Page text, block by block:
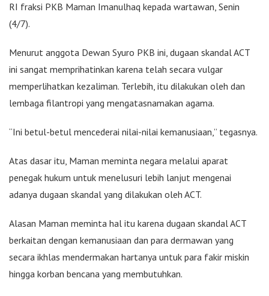
RI fraksi PKB Maman Imanulhaq kepada wartawan, Senin
(4/7).
Menurut anggota Dewan Syuro PKB ini, dugaan skandal ACT
ini sangat memprihatinkan karena telah secara vulgar
memperlihatkan kezaliman. Terlebih, itu dilakukan oleh dan
lembaga filantropi yang mengatasnamakan agama.
“Ini betul-betul mencederai nilai-nilai kemanusiaan,” tegasnya.
Atas dasar itu, Maman meminta negara melalui aparat
penegak hukum untuk menelusuri lebih lanjut mengenai
adanya dugaan skandal yang dilakukan oleh ACT.
Alasan Maman meminta hal itu karena dugaan skandal ACT
berkaitan dengan kemanusiaan dan para dermawan yang
secara ikhlas mendermakan hartanya untuk para fakir miskin
hingga korban bencana yang membutuhkan.